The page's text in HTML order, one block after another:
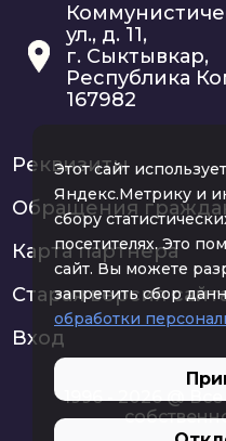
ул., д. 11,
г. Сыктывкар,
Республика
167982
Реквизиты
Обращения
Карта партнера
Старая версия
Вход
1996 - 2026 @
Этот сайт
Яндекс.Метрику и
сбору
посетителях. Это
сайт. Вы можете
запретить сбор
обработки